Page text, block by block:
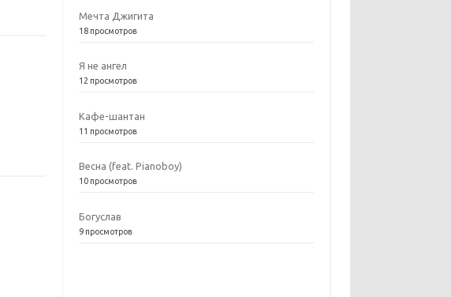
Мечта Джигита
18 просмотров
Я не ангел
12 просмотров
Кафе-шантан
11 просмотров
Весна (feat. Pianoboy)
10 просмотров
Богуслав
9 просмотров